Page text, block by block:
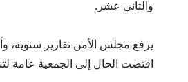
والثاني عشر.
يرفع مجلس الأمن تقارير سنوية،
اقتضت الحال إلى الجمعية عامة